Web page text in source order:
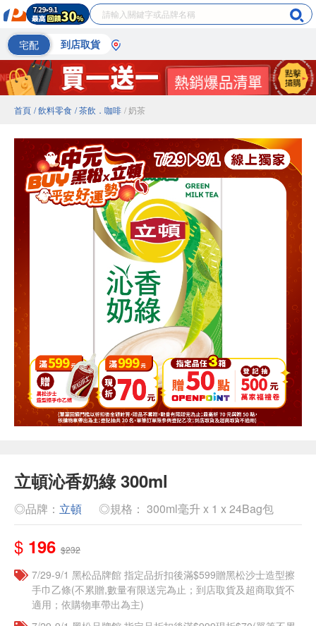
宅配 到店取貨
首頁 / 飲料零食 / 茶飲．咖啡 / 奶茶
立頓沁香奶綠 300ml
◎品牌： 立頓 ◎規格： 300ml毫升 x 1 x 24Bag包
$ 196 $232
7/29-9/1 黑松品牌館 指定品折扣後滿$599贈黑松沙士造型擦
手巾乙條(不累贈,數量有限送完為止；到店取貨及超商取貨不
適用；依購物車帶出為主)